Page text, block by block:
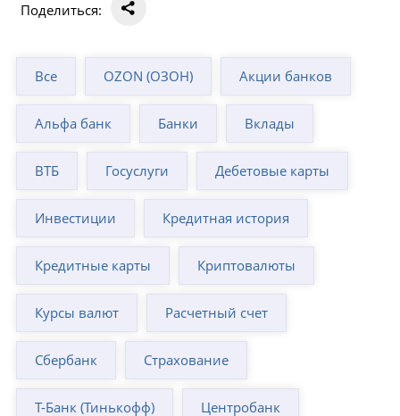
Поделиться:
Все OZON (ОЗОН) Акции банков
Альфа банк Банки Вклады
ВТБ Госуслуги Дебетовые карты
Инвестиции Кредитная история
Кредитные карты Криптовалюты
Курсы валют Расчетный счет
Сбербанк Страхование
Т-Банк (Тинькофф) Центробанк